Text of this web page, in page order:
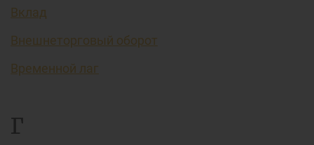
Вклад
Внешнеторговый оборот
Временной лаг
Г